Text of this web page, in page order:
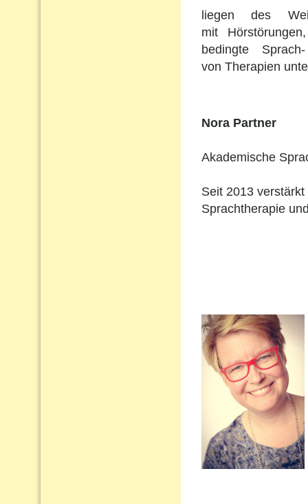
liegen des
mit
bedingte
von Therapien
Nora Partner
Akademische
Seit 2013
Sprachtherapie